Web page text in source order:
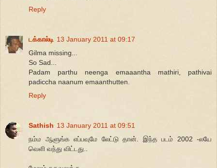
Reply
டக்கால்டி 13 January 2011 at 09:17
Gilma missing...
So Sad...
Padam parthu neenga emaaantha mathiri, pathivai
padiccha naanum emaanthutten.
Reply
Sathish 13 January 2011 at 09:51
நம்ம ஆளுங்க எப்பவுமே லேட்டு தான். இந்த படம் 2002 -லயே
வெளி வந்து விட்டது..